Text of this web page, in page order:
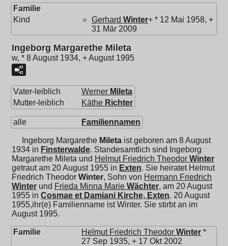
Familie
Kind
Gerhard Winter+ * 12 Mai 1958, +
31 Mär 2009
Ingeborg Margarethe Mileta
w, * 8 August 1934, + August 1995
Vater-leiblich Werner Mileta
Mutter-leiblich
Käthe Richter
alle Familiennamen
Ingeborg Margarethe Mileta ist geboren am 8 August
1934 in Finsterwalde. Standesamtlich sind Ingeborg
Margarethe Mileta und Helmut Friedrich Theodor Winter
getraut am 20 August 1955 in Exten. Sie heiratet Helmut
Friedrich Theodor Winter, Sohn von Hermann Friedrich
Winter und Frieda Minna Marie Wächter, am 20 August
1955 in Cosmae et Damiani Kirche, Exten. 20 August
1955,ihr(e) Familienname ist Winter. Sie stirbt an im
August 1995.
Familie Helmut Friedrich Theodor Winter *
27 Sep 1935, + 17 Okt 2002